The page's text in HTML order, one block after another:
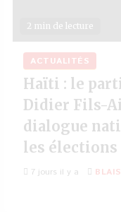
2 min de lecture
ACTUALITÉS
Haïti : le
Didier Fils-
dialogue
les élections
7 jours il y a